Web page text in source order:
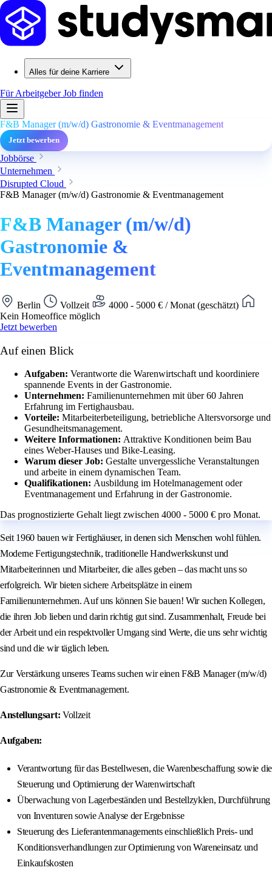
Alles für deine Karriere
Für ArbeitgeberJob finden
F&B Manager (m/w/d) Gastronomie & Eventmanagement
Jetzt bewerben
Jobbörse
Unternehmen
Disrupted Cloud
F&B Manager (m/w/d) Gastronomie & Eventmanagement
F&B Manager (m/w/d)
Gastronomie &
Eventmanagement
Berlin Vollzeit
4000 - 5000 € / Monat (geschätzt)
Kein Homeoffice möglich
Jetzt bewerben
Auf einen Blick
Aufgaben: Verantworte die Warenwirtschaft und koordiniere
spannende Events in der Gastronomie.
Unternehmen: Familienunternehmen mit über 60 Jahren
Erfahrung im Fertighausbau.
Vorteile: Mitarbeiterbeteiligung, betriebliche Altersvorsorge und
Gesundheitsmanagement.
Weitere Informationen: Attraktive Konditionen beim Bau
eines Weber-Hauses und Bike-Leasing.
Warum dieser Job: Gestalte unvergessliche Veranstaltungen
und arbeite in einem dynamischen Team.
Qualifikationen: Ausbildung im Hotelmanagement oder
Eventmanagement und Erfahrung in der Gastronomie.
Das prognostizierte Gehalt liegt zwischen 4000 - 5000 € pro Monat.
Seit 1960 bauen wir Fertighäuser, in denen sich Menschen wohl fühlen.
Moderne Fertigungstechnik, traditionelle Handwerkskunst und
Mitarbeiterinnen und Mitarbeiter, die alles geben – das macht uns so
erfolgreich. Wir bieten sichere Arbeitsplätze in einem
Familienunternehmen. Auf uns können Sie bauen! Wir suchen Kollegen,
die ihren Job lieben und darin richtig gut sind. Zusammenhalt, Freude bei
der Arbeit und ein respektvoller Umgang sind Werte, die uns sehr wichtig
sind und die wir täglich leben.
Zur Verstärkung unseres Teams suchen wir einen F&B Manager (m/w/d)
Gastronomie & Eventmanagement.
Anstellungsart: Vollzeit
Aufgaben:
Verantwortung für das Bestellwesen, die Warenbeschaffung sowie die
Steuerung und Optimierung der Warenwirtschaft
Überwachung von Lagerbeständen und Bestellzyklen, Durchführung
von Inventuren sowie Analyse der Ergebnisse
Steuerung des Lieferantenmanagements einschließlich Preis- und
Konditionsverhandlungen zur Optimierung von Wareneinsatz und
Einkaufskosten